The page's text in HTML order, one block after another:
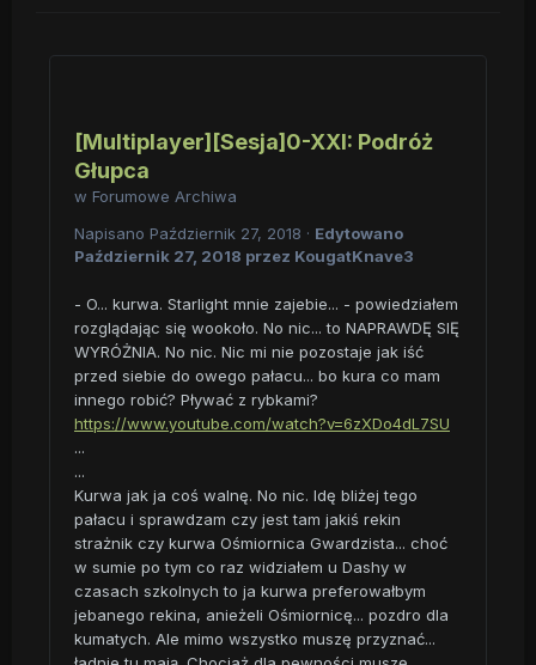
[Multiplayer][Sesja]0-XXI: Podróż
Głupca
w Forumowe Archiwa
Napisano Październik 27, 2018 · Edytowano
Październik 27, 2018 przez KougatKnave3
- O... kurwa. Starlight mnie zajebie... - powiedziałem
rozglądając się wookoło. No nic... to NAPRAWDĘ SIĘ
WYRÓŻNIA. No nic. Nic mi nie pozostaje jak iść
przed siebie do owego pałacu... bo kura co mam
innego robić? Pływać z rybkami?
https://www.youtube.com/watch?v=6zXDo4dL7SU
...
...
Kurwa jak ja coś walnę. No nic. Idę bliżej tego
pałacu i sprawdzam czy jest tam jakiś rekin
strażnik czy kurwa Ośmiornica Gwardzista... choć
w sumie po tym co raz widziałem u Dashy w
czasach szkolnych to ja kurwa preferowałbym
jebanego rekina, anieżeli Ośmiornicę... pozdro dla
kumatych. Ale mimo wszystko muszę przyznać...